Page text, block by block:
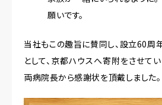
願いです。
当社もこの趣旨に賛同し、設立60
として、京都ハウスへ寄附をさせて
両病院長から感謝状を頂戴しました。